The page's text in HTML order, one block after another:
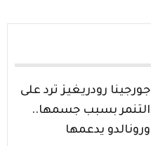
جورجينا رودريغيز ترد على
التنمر بسبب جسمها..
ورونالدو يدعمها